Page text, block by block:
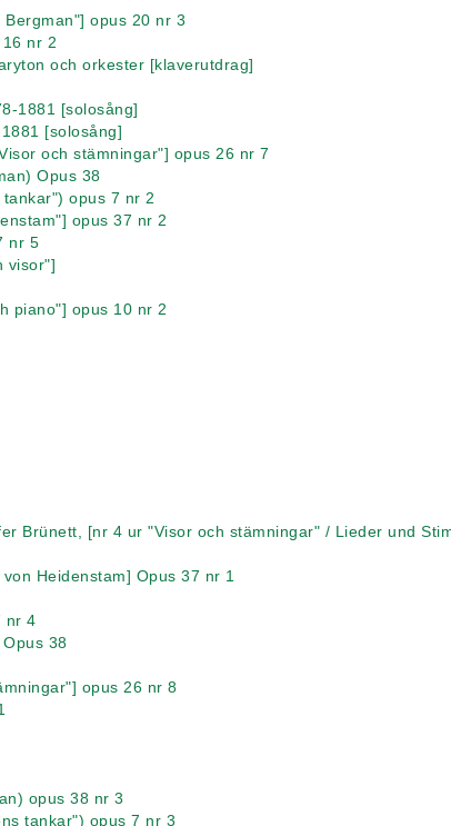
opus 20 nr 3
nr 2
och orkester [klaverutdrag]
1881 [solosång]
[solosång]
och stämningar"] opus 26 nr 7
Opus 38
opus 7 nr 2
opus 37 nr 2
nr 5
visor"]
piano"] opus 10 nr 2
Brünett, [nr 4 ur "Visor och stämningar" / Lieder und
Heidenstam] Opus 37 nr 1
nr 4
38
opus 26 nr 8
opus 38 nr 3
tankar") opus 7 nr 3